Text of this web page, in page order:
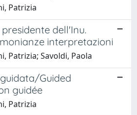
Patrizia
dell'Inu.
interpretazioni
Patrizia; Savoldi, Paola
Guided
guidée
Patrizia